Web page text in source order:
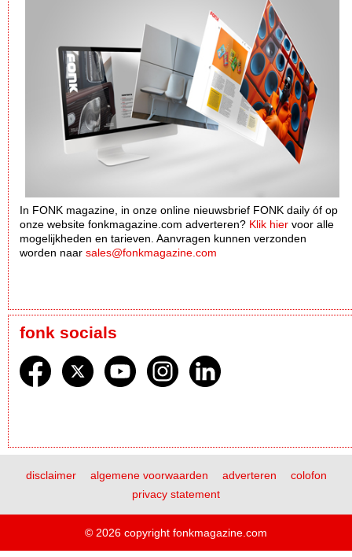
In FONK magazine, in onze online nieuwsbrief FONK daily óf op
onze website fonkmagazine.com adverteren? Klik hier voor alle
mogelijkheden en tarieven. Aanvragen kunnen verzonden
worden naar sales@fonkmagazine.com
fonk socials
disclaimer algemene voorwaarden adverteren
colofon
privacy statement
© 2026 copyright fonkmagazine.com